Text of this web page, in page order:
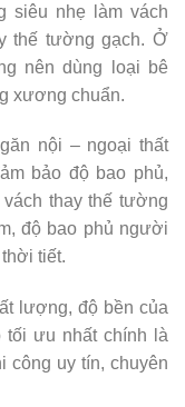
siêu nhẹ làm vách
thế tường gạch. Ở
nên dùng loại bê
xương chuẩn.
nội – ngoại thất
bảo độ bao phủ,
thay thế tường
độ bao phủ người
tiết.
lượng, độ bền của
tối ưu nhất chính là
công uy tín, chuyên